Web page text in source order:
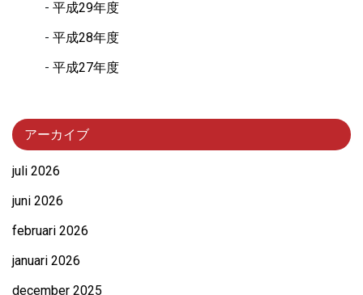
平成29年度
平成28年度
平成27年度
アーカイブ
juli 2026
juni 2026
februari 2026
januari 2026
december 2025